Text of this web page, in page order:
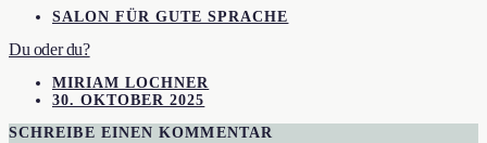
SALON FÜR GUTE SPRACHE
Du oder du?
MIRIAM LOCHNER
30. OKTOBER 2025
SCHREIBE EINEN KOMMENTAR